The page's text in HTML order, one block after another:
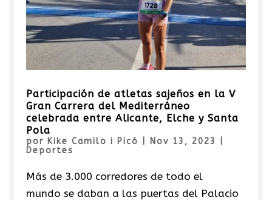
Participación de atletas sajeños en la V
Gran Carrera del Mediterráneo
celebrada entre Alicante, Elche y Santa
Pola
por Kike Camilo i Picó Nov 13, 2023
Deportes
Más de 3.000 corredores de todo el
mundo se daban a las puertas del Palacio